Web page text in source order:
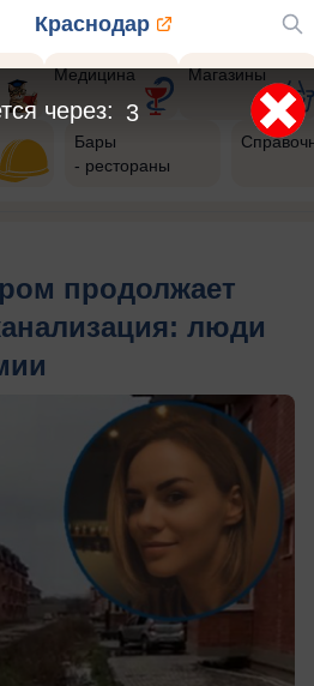
Краснодар
Медицина Магазины
Бары
- рестораны
продолжает
люди
1
через: